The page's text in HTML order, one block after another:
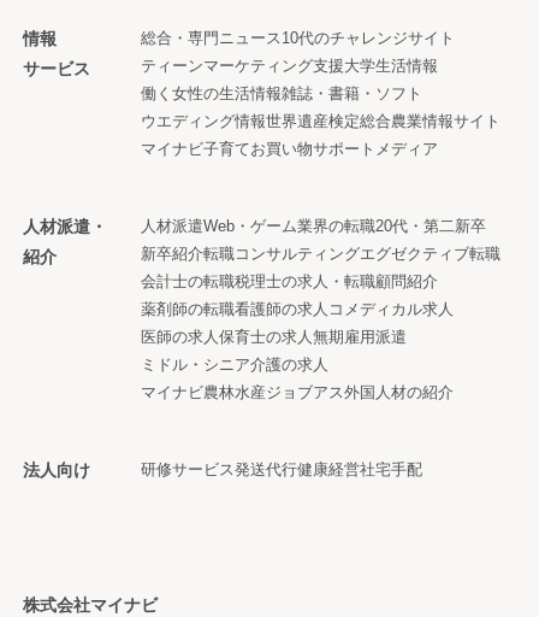
情報
サービス
総合・専門ニュース10代のチャレンジサイト
ティーンマーケティング支援大学生活情報
働く女性の生活情報雑誌・書籍・ソフト
ウエディング情報世界遺産検定総合農業情報サイト
マイナビ子育てお買い物サポートメディア
人材派遣・
紹介
人材派遣Web・ゲーム業界の転職20代・第二新卒
新卒紹介転職コンサルティングエグゼクティブ転職
会計士の転職税理士の求人・転職顧問紹介
薬剤師の転職看護師の求人 コメディカル求人
医師の求人保育士の求人無期雇用派遣
ミドル・シニア介護の求人
マイナビ農林水産ジョブアス外国人材の紹介
法人向け 研修サービス発送代行健康経営社宅手配
株式会社マイナビ